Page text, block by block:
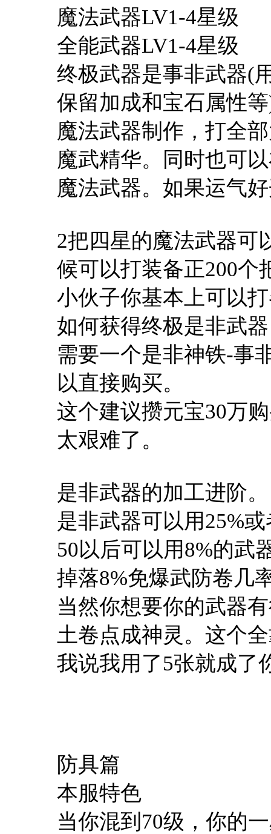
魔法武器LV1-4星级
全能武器LV1-4星级
终极武器是事非武器(
保留加成和宝石属性
魔法武器制作，打全
魔武精华。同时也可
魔法武器。如果运气
2把四星的魔法武器可
候可以打装备正200个
小伙子你基本上可以
如何获得终极是非武
需要一个是非神铁-事
以直接购买。
这个建议攒元宝30万
太艰难了。
是非武器的加工进阶。
是非武器可以用25%
50以后可以用8%的武
掉落8%免爆武防卷几
当然你想要你的武器
土卷点成神灵。这个
我说我用了5张就成了
防具篇
本服特色
当你混到70级，你的